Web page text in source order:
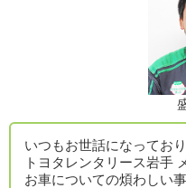
いつもお世話になっており
トヨタレンタリース岩手
お車についての煩わしい